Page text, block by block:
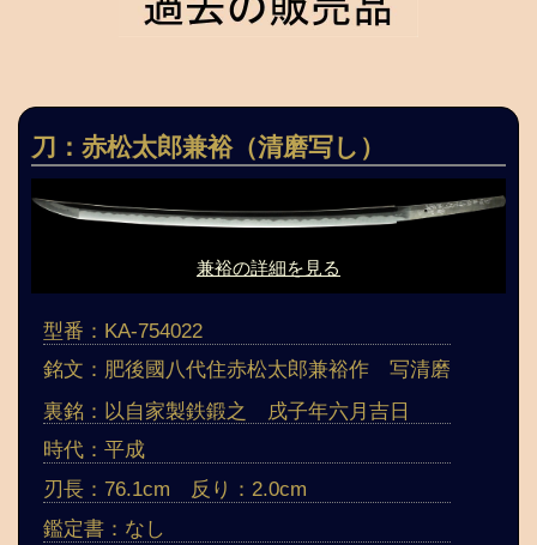
刀：赤松太郎兼裕（清磨写し）
兼裕の詳細を見る
型番：KA-754022
銘文：肥後國八代住赤松太郎兼裕作 写清磨
裏銘：以自家製鉄鍛之 戌子年六月吉日
時代：平成
刃長：76.1cm 反り：2.0cm
鑑定書：なし